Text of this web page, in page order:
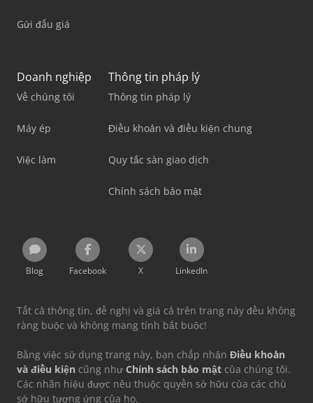
Gửi đấu giá
Doanh nghiệp
Về chúng tôi
Máy ép
Việc làm
Thông tin pháp lý
Thông tin pháp lý
Điều khoản và điều kiện chung
Quy tắc sàn giao dịch
Chính sách bảo mật
Blog Facebook X LinkedIn
Tất cả thông tin, đề nghị và giá cả trên trang này đều không
ràng buộc và không mang tính bắt buộc!
Bằng việc sử dụng trang này, bạn chấp nhận Điều khoản
và điều kiện cũng như Chính sách bảo mật của chúng tôi.
Các nhãn hiệu được nêu thuộc quyền sở hữu của các chủ
sở hữu tương ứng của họ.